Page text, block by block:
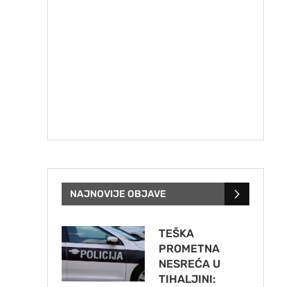
NAJNOVIJE OBJAVE
TEŠKA
PROMETNA
NESREĆA U
TIHALJINI: